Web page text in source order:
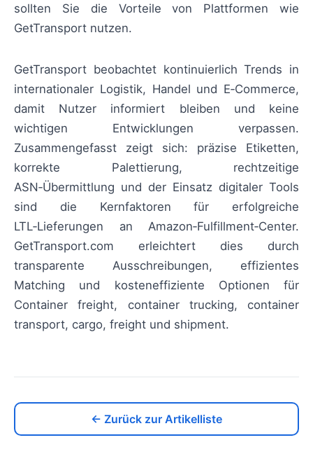
sollten Sie die Vorteile von Plattformen wie
GetTransport nutzen.
GetTransport beobachtet kontinuierlich Trends in
internationaler Logistik, Handel und E‑Commerce,
damit Nutzer informiert bleiben und keine
wichtigen Entwicklungen verpassen.
Zusammengefasst zeigt sich: präzise Etiketten,
korrekte Palettierung, rechtzeitige
ASN‑Übermittlung und der Einsatz digitaler Tools
sind die Kernfaktoren für erfolgreiche
LTL‑Lieferungen an Amazon‑Fulfillment‑Center.
GetTransport.com erleichtert dies durch
transparente Ausschreibungen, effizientes
Matching und kosteneffiziente Optionen für
Container freight, container trucking, container
transport, cargo, freight und shipment.
← Zurück zur Artikelliste